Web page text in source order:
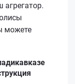
агрегатор.
можете